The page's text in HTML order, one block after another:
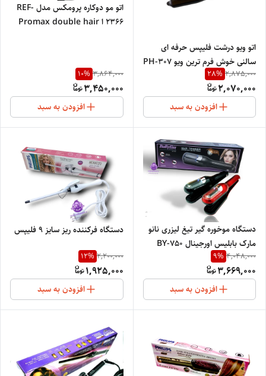
اتو ویو درشت فلیپس حرفه ای
سالنی خوش فرم ترین ویو PH-307
2,875,000
28%
2,070,000
افزودن به سبد
اتو مو دوکاره پرومکس مدل REF-
2366 ا Promax double hair
3,864,000
10%
3,450,000
افزودن به سبد
دستگاه موخوره گیر تیغ لیزری نانو
مارک بابلیس اورجینال BY-750
4,048,000
9%
3,669,000
افزودن به سبد
دستگاه فرکننده ریز سایز ۹ فلیپس
2,200,000
12%
1,925,000
افزودن به سبد